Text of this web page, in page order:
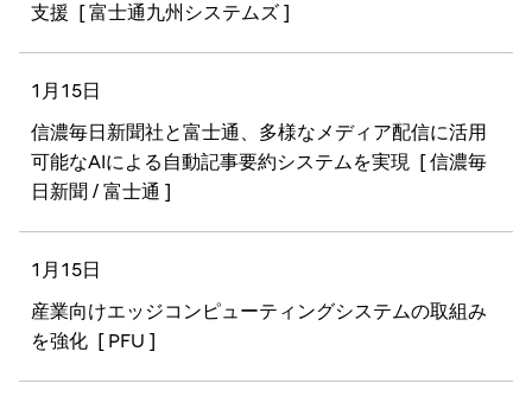
支援
[ 富士通九州システムズ ]
1月15日
信濃毎日新聞社と富士通、多様なメディア配信に活用
可能なAIによる自動記事要約システムを実現
[ 信濃毎
日新聞 / 富士通 ]
1月15日
産業向けエッジコンピューティングシステムの取組み
を強化
[ PFU ]